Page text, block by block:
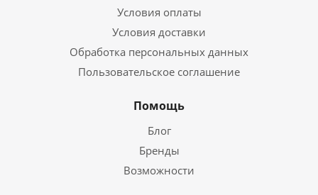
Условия оплаты
Условия доставки
Обработка персональных данных
Пользовательское соглашение
Помощь
Блог
Бренды
Возможности